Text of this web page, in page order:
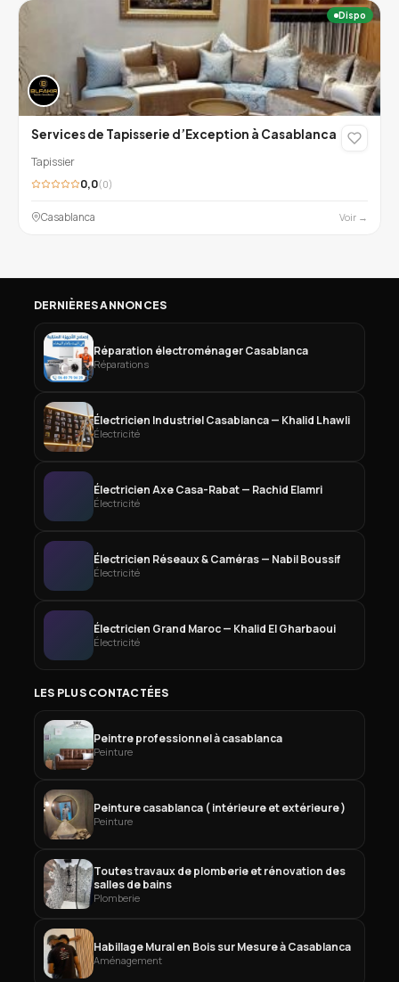
Dispo
Services de Tapisserie d’Exception à Casablanca
Tapissier
0,0(0)
Casablanca Voir →
DERNIÈRES ANNONCES
Réparation électroménager Casablanca
Réparations
Électricien Industriel Casablanca — Khalid Lhawli
Électricité
Électricien Axe Casa-Rabat — Rachid Elamri
Électricité
Électricien Réseaux & Caméras — Nabil Boussif
Électricité
Électricien Grand Maroc — Khalid El Gharbaoui
Électricité
LES PLUS CONTACTÉES
Peintre professionnel à casablanca
Peinture
Peinture casablanca ( intérieure et extérieure )
Peinture
Toutes travaux de plomberie et rénovation des
salles de bains
Plomberie
Habillage Mural en Bois sur Mesure à Casablanca
Aménagement